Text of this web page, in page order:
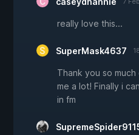
really love this...
SuperMask4637
Thank you so
me a lot! Finally i
in fm